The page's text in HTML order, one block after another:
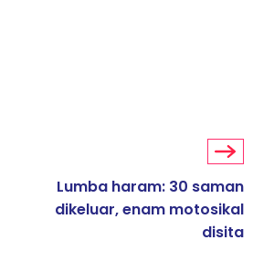
Lumba haram: 30 saman
dikeluar, enam motosikal
disita